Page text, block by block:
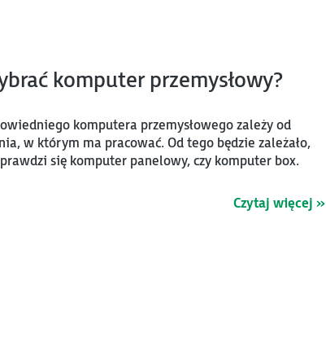
komputer przemysłowy?
komputera przemysłowego zależy od
w którym ma pracować. Od tego będzie zależało,
się komputer panelowy, czy komputer box.
Czytaj więcej »